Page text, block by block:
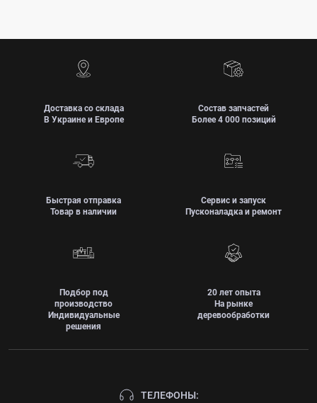
Доставка со склада
В Украине и Европе
Состав запчастей
Более 4 000 позиций
Быстрая отправка
Товар в наличии
Сервис и запуск
Пусконаладка и ремонт
Подбор под
производство
Индивидуальные
решения
20 лет опыта
На рынке
деревообработки
ТЕЛЕФОНЫ: